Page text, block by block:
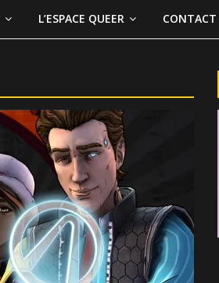
L’ESPACE QUEER CONTACT